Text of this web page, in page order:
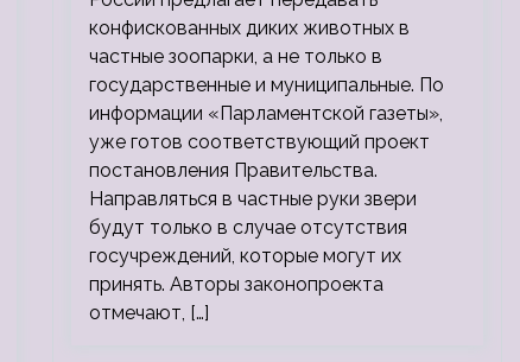
конфискованных диких животных в
частные зоопарки, а не только в
государственные и муниципальные. По
информации «Парламентской газеты»,
уже готов соответствующий проект
постановления Правительства.
Направляться в частные руки звери
будут только в случае отсутствия
госучреждений, которые могут их
принять. Авторы законопроекта
отмечают, […]